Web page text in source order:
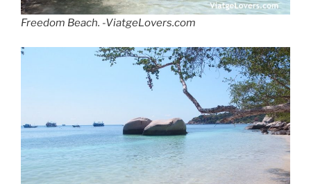
Freedom Beach. -ViatgeLovers.com